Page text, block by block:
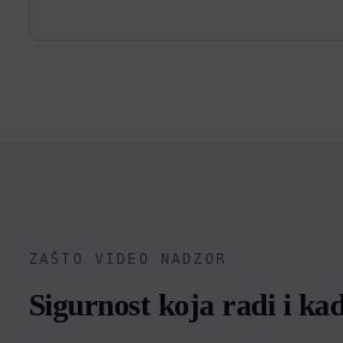
ZAŠTO VIDEO NADZOR
Sigurnost koja radi i